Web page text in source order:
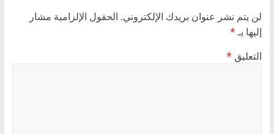
لن يتم نشر عنوان بريدك الإلكتروني. الحقول الإلزامية مشار
إليها بـ*
التعليق *